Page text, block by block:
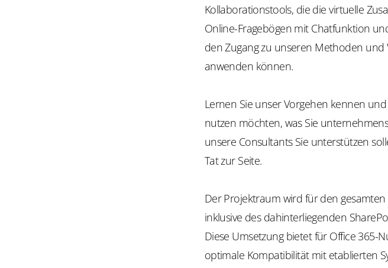
Kollaborationstools, die die virtuelle
Online-Fragebögen mit Chatfunktion
den Zugang zu unseren Methoden und
anwenden können.
Lernen Sie unser Vorgehen kennen
nutzen möchten, was Sie
unsere Consultants Sie unterstützen
Tat zur Seite.
Der Projektraum wird für den
inklusive des dahinterliegenden
Diese Umsetzung bietet für Office 365-
optimale Kompatibilität mit etablierten